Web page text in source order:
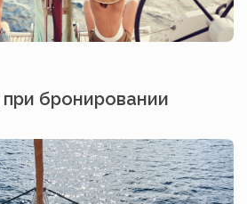
бронировании